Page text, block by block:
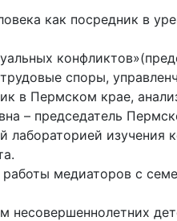
как посредник в
споры,
в Пермском крае,
– председатель
изучения
медиаторов с
несовершеннолетних